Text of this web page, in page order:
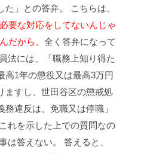
」との答弁。
こちらは、
要な対応をしてないんじゃ
だから、 全く答弁になって
法には、「職務上知り得た
高1年の懲役又は最高3万円
ますし、世田谷区の懲戒処
違反は、免職又は停職」
これを示した上での質問なの
は答えない。
答えると、